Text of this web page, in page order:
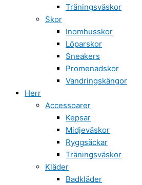
Träningsväskor
Skor
Inomhusskor
Löparskor
Sneakers
Promenadskor
Vandringskängor
Herr
Accessoarer
Kepsar
Midjeväskor
Ryggsäckar
Träningsväskor
Kläder
Badkläder